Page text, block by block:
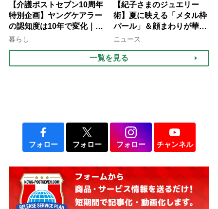
【介護ポストセブン10周年
特別企画】ヤングケアラー
の認知度は10年で変化｜流
行語大賞にノミネート、法
暮らし
【紀子さまのジュエリー
術】夏に映える「メタル枠
パール」＆顔まわりが華や
ぐ「揺れる一粒」の使い分
ニュース
一覧を見る
フォロー フォロー フォロー チャンネル